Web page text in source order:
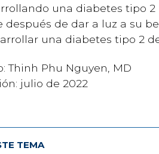
una diabetes tipo
después de dar a luz a su
una diabetes tipo 2
Thinh Phu Nguyen, MD
julio de 2022
TEMA